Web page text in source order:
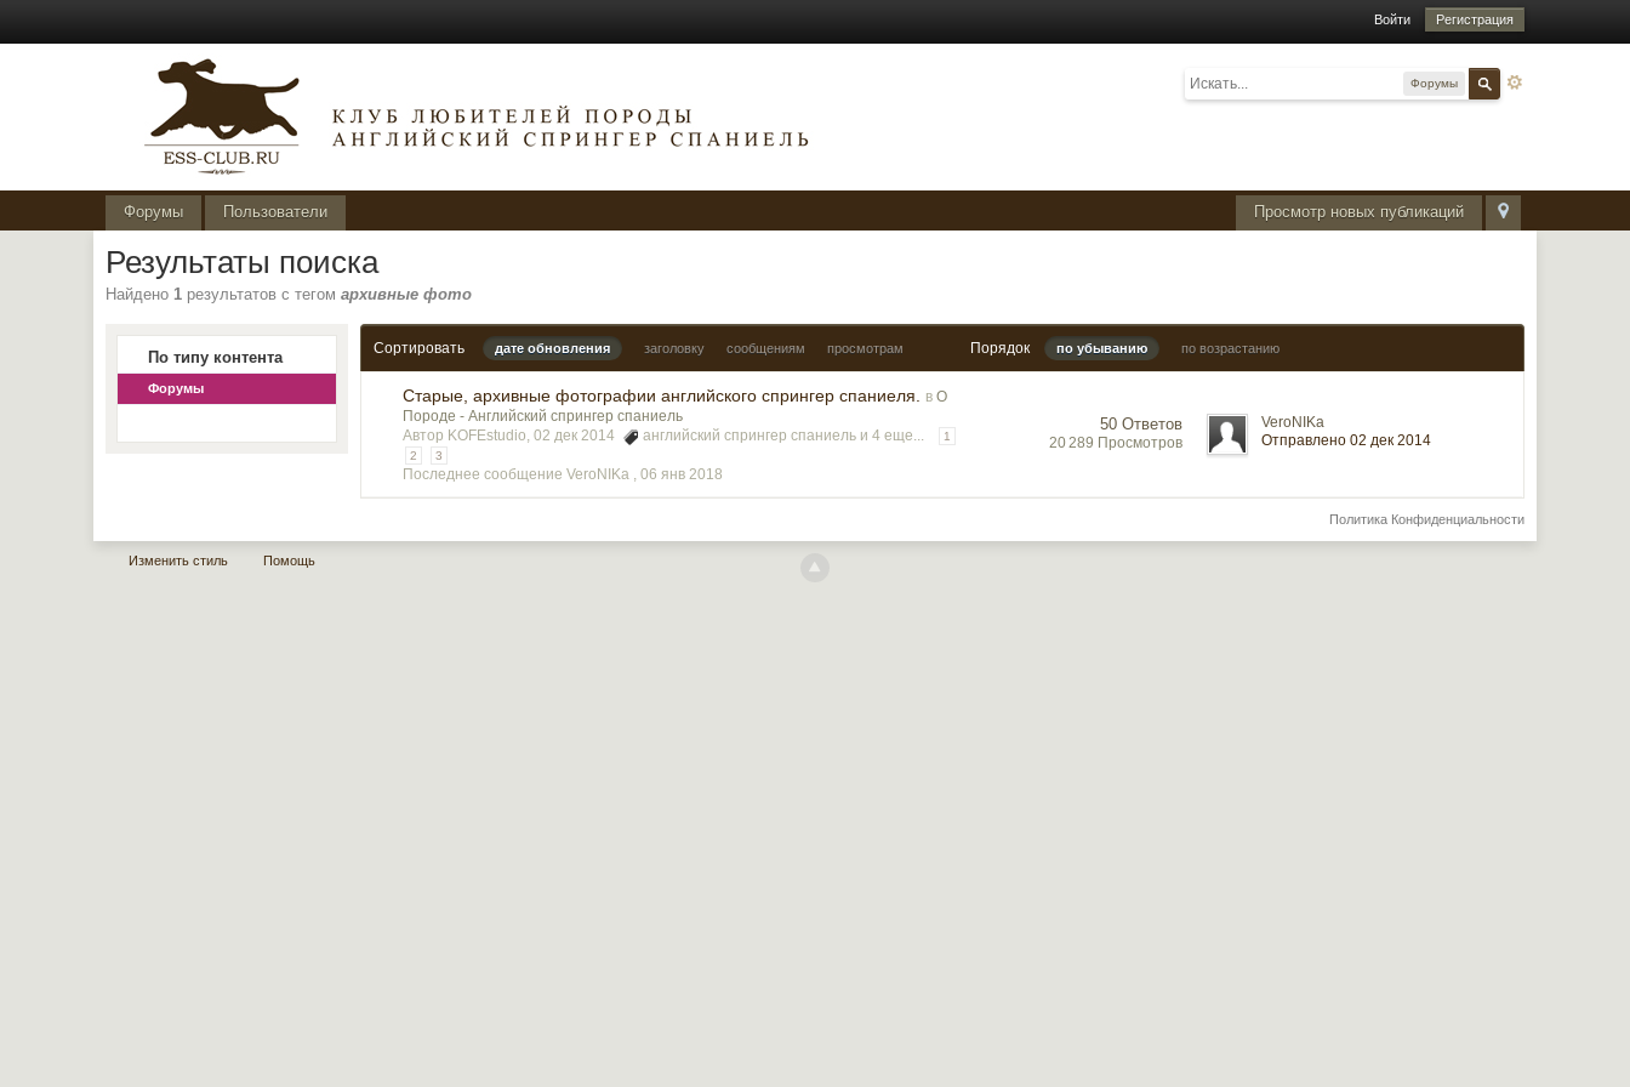
Войти Регистрация
Форумы
Просмотр новых публикаций
Форумы Пользователи
Результаты поиска
Найдено1 результатов с тегомархивные фото
По типу контента
Форумы
Сортировать дате обновления заголовку сообщениям просмотрам Порядок по убыванию по возрастанию
Старые, архивные фотографии английского спрингер спаниеля. в О
Породе - Английский спрингер спаниель
Автор KOFEstudio, 02 дек 2014
английский спрингер спаниель и 4 еще...
1
2
3
Последнее сообщение VeroNIKa ,06 янв 2018
50 Ответов
20 289 Просмотров
VeroNIKa
Отправлено 02 дек 2014
Политика Конфиденциальности
Изменить стиль Помощь